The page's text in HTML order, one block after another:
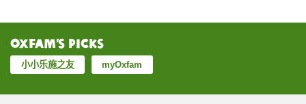
Oxfam’s Picks
小小乐施之友 myOxfam